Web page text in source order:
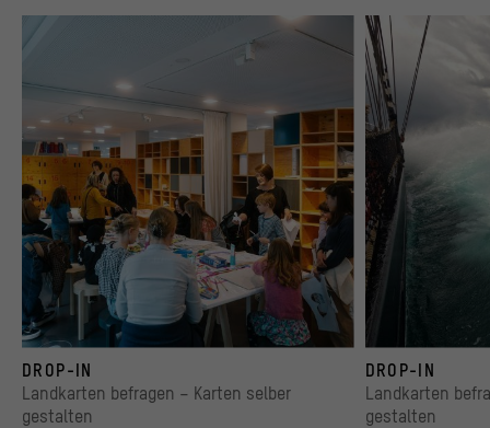
© Stadtmuseum Berlin | Foto: Alexander Rentsch
DROP-IN
Landkarten befragen – Karten selber
gestalten
© Maritiem Museum
DROP-IN
Landkarten
gestalten